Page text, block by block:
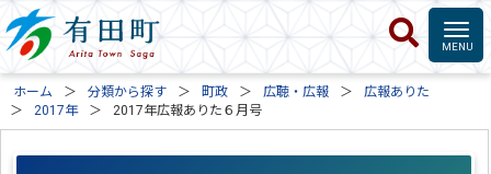
ホーム 分類から探す 町政 広聴・広報
広報ありた
2017年
2017年広報ありた６月号